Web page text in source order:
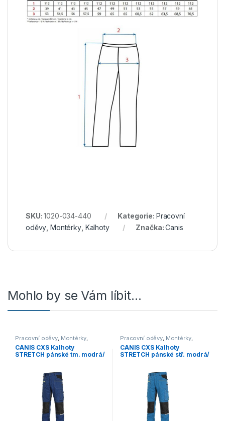
SKU:1020-034-440 Kategorie: Pracovní
oděvy ,Montérky, Kalhoty Značka:Canis
Mohlo by se Vám líbit…
Pracovní oděvy, Montérky,
Kalhoty
CANIS CXS Kalhoty
STRETCH pánské tm. modrá/
Pracovní oděvy, Montérky,
Kalhoty
CANIS CXS Kalhoty
STRETCH pánské stř. modrá/